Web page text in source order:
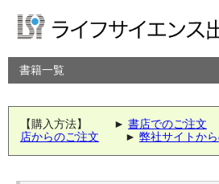
書籍一覧
【購入方法】 ► 書店でのご注文
店からのご注文 ► 弊社サイトか